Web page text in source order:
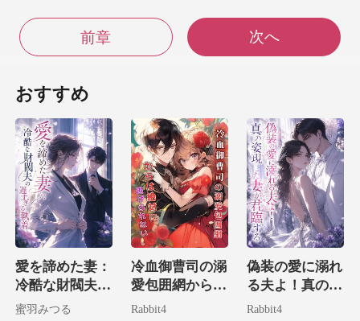
ほど驚いたかを明
前章 次へ
おすすめ
愛を諦めた妻：
冷酷な財閥夫の
遅すぎる執着
蜜羽みつる
冷血御曹司の溺
愛包囲網からは
絶対に逃げられ
Rabbit4
偽装の愛に溺れ
る夫よ！真の姿
現した妻が君臨
Rabbit4